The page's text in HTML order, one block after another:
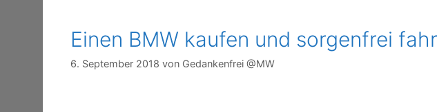
Einen BMW kaufen und sorgenfrei
6. September 2018 von Gedankenfrei @MW